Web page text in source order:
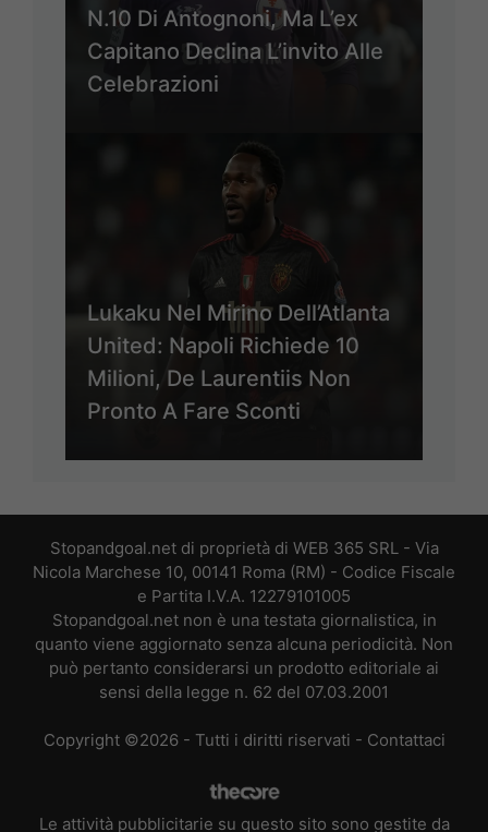
N.10 Di Antognoni, Ma L’ex
Capitano Declina L’invito Alle
Celebrazioni
Lukaku Nel Mirino Dell’Atlanta
United: Napoli Richiede 10
Milioni, De Laurentiis Non
Pronto A Fare Sconti
Stopandgoal.net di proprietà di WEB 365 SRL - Via
Nicola Marchese 10, 00141 Roma (RM) - Codice Fiscale
e Partita I.V.A. 12279101005
Stopandgoal.net non è una testata giornalistica, in
quanto viene aggiornato senza alcuna periodicità. Non
può pertanto considerarsi un prodotto editoriale ai
sensi della legge n. 62 del 07.03.2001
Copyright ©2026 - Tutti i diritti riservati - Contattaci
Le attività pubblicitarie su questo sito sono gestite da